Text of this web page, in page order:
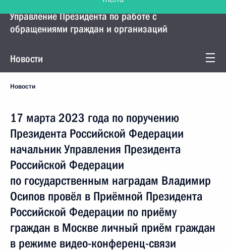
Управление Президента по работе с
обращениями граждан и организаций
Новости
Новости
17 марта 2023 года по поручению
Президента Российской Федерации
начальник Управления Президента
Российской Федерации
по государственным наградам Владимир
Осипов провёл в Приёмной Президента
Российской Федерации по приёму
граждан в Москве личный приём граждан
в режиме видео-конференц-связи